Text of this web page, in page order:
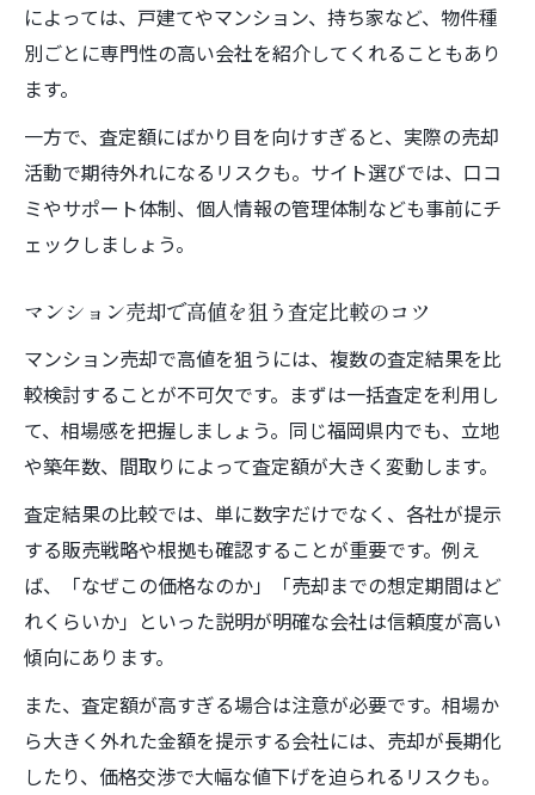
によっては、戸建てやマンション、持ち家など、物件種
別ごとに専門性の高い会社を紹介してくれることもあり
ます。
一方で、査定額にばかり目を向けすぎると、実際の売却
活動で期待外れになるリスクも。サイト選びでは、口コ
ミやサポート体制、個人情報の管理体制なども事前にチ
ェックしましょう。
マンション売却で高値を狙う査定比較のコツ
マンション売却で高値を狙うには、複数の査定結果を比
較検討することが不可欠です。まずは一括査定を利用し
て、相場感を把握しましょう。同じ福岡県内でも、立地
や築年数、間取りによって査定額が大きく変動します。
査定結果の比較では、単に数字だけでなく、各社が提示
する販売戦略や根拠も確認することが重要です。例え
ば、「なぜこの価格なのか」「売却までの想定期間はど
れくらいか」といった説明が明確な会社は信頼度が高い
傾向にあります。
また、査定額が高すぎる場合は注意が必要です。相場か
ら大きく外れた金額を提示する会社には、売却が長期化
したり、価格交渉で大幅な値下げを迫られるリスクも。